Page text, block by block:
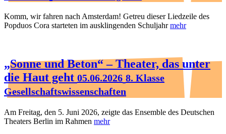
Komm, wir fahren nach Amsterdam! Getreu dieser Liedzeile des
Popduos Cora starteten im ausklingenden Schuljahrmehr
„Sonne und Beton“ – Theater, das unter
die Haut geht 05.06.2026 8. Klasse
Gesellschaftswissenschaften
Am Freitag, den 5. Juni 2026, zeigte das Ensemble des Deutschen
Theaters Berlin im Rahmen mehr